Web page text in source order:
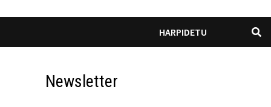
HARPIDETU
Newsletter